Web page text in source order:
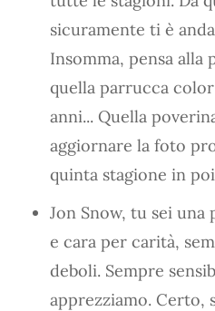
sicuramente ti è
Insomma, pensa alla
quella parrucca
anni... Quella
aggiornare la foto
quinta stagione in
Jon Snow, tu sei una
e cara per carità,
deboli. Sempre
apprezziamo. Certo,